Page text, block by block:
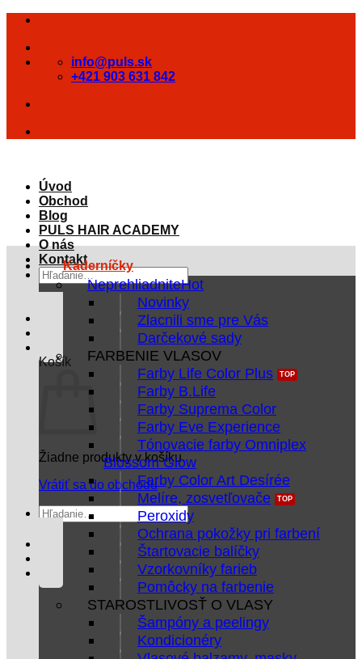
Skip
content
info@puls.sk
+421 903 631 842
Úvod
Obchod
Blog
PULS HAIR ACADEMY
O nás
Kontakt
Hľadať:
Košík
Žiadne produkty v košíku.
Vrátiť sa do obchodu
Hľadať:
Kaderníčky
Neprehliadnite
Novinky
Zlacnili sme pre Vás
Darčekové sady
FARBENIE VLASOV
Farby Life Color Plus
Farby B.Life
Farby Suprema Color
Farby Eve Experience
Tónovacie farby Omniplex
Blossom Glow
Farby Color Art Desírée
Melíre, zosvetľovače
Peroxidy
Ochrana pokožky pri farbení
Štartovacie balíčky
Vzorkovníky farieb
Pomôcky na farbenie
STAROSTLIVOSŤ O VLASY
Šampóny a peelingy
Kondicionéry